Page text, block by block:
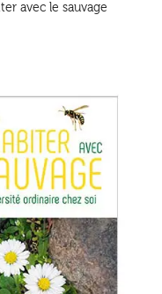
avec le sauvage